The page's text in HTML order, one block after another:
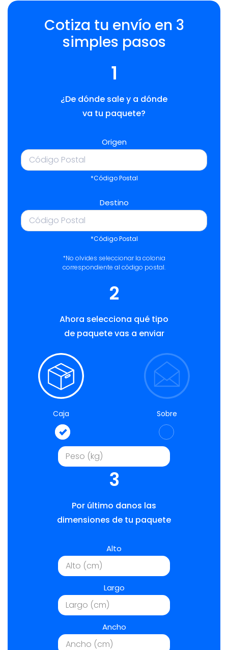
Cotiza tu envío en 3
simples pasos
1
¿De dónde sale y a dónde
va tu paquete?
Origen
*Código Postal
Destino
*Código Postal
*No olvides seleccionar la colonia
correspondiente al código postal.
2
Ahora selecciona qué tipo
de paquete vas a enviar
Caja Sobre
3
Por último danos las
dimensiones de tu paquete
Alto
Largo
Ancho